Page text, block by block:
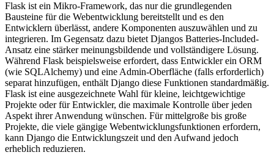
Flask ist ein Mikro-Framework, das nur die grundlegenden
Bausteine für die Webentwicklung bereitstellt und es den
Entwicklern überlässt, andere Komponenten auszuwählen und zu
integrieren. Im Gegensatz dazu bietet Djangos Batteries-Included-
Ansatz eine stärker meinungsbildende und vollständigere Lösung.
Während Flask beispielsweise erfordert, dass Entwickler ein ORM
(wie SQLAlchemy) und eine Admin-Oberfläche (falls erforderlich)
separat hinzufügen, enthält Django diese Funktionen standardmäßig.
Flask ist eine ausgezeichnete Wahl für kleine, leichtgewichtige
Projekte oder für Entwickler, die maximale Kontrolle über jeden
Aspekt ihrer Anwendung wünschen. Für mittelgroße bis große
Projekte, die viele gängige Webentwicklungsfunktionen erfordern,
kann Django die Entwicklungszeit und den Aufwand jedoch
erheblich reduzieren.